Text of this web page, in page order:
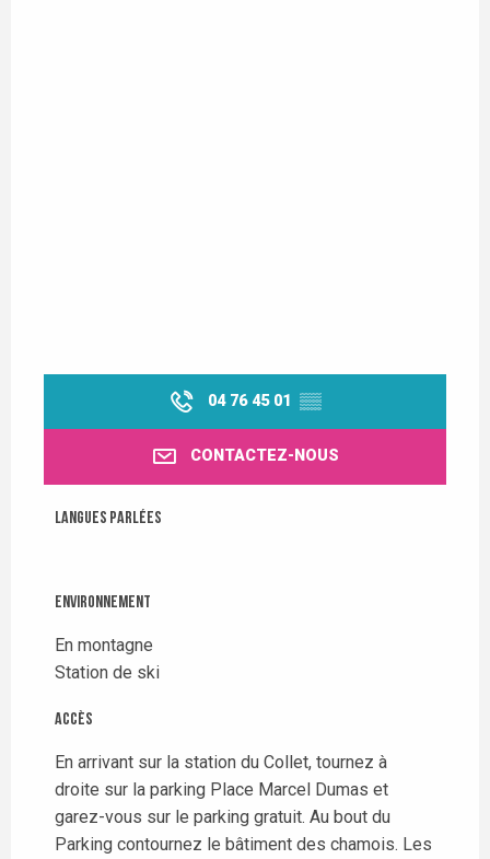
04 76 45 01 ▒▒
CONTACTEZ-NOUS
Langues parlées
Langues parlées
Environnement
Environnement
En montagne
Station de ski
Accès
Accès
En arrivant sur la station du Collet, tournez à
droite sur la parking Place Marcel Dumas et
garez-vous sur le parking gratuit. Au bout du
Parking contournez le bâtiment des chamois. Les